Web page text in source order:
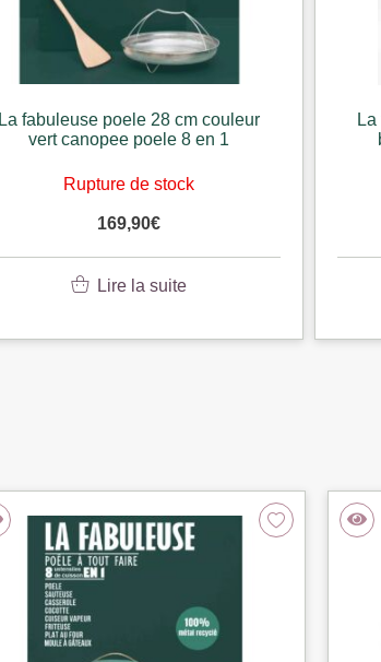
La fabuleuse poele 28 cm couleur
blanc meringue poele 8 en 1
En stock
169,90€
Ajouter au panier